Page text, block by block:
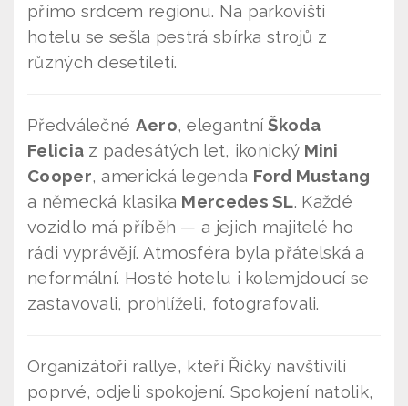
přímo srdcem regionu. Na parkovišti
hotelu se sešla pestrá sbírka strojů z
různých desetiletí.
Předválečné Aero, elegantníŠkoda
Felicia z padesátých let, ikonický Mini
Cooper, americká legenda Ford Mustang
a německá klasika Mercedes SL. Každé
vozidlo má příběh — a jejich majitelé ho
rádi vyprávějí. Atmosféra byla přátelská a
neformální. Hosté hotelu i kolemjdoucí se
zastavovali, prohlíželi, fotografovali.
Organizátoři rallye, kteří Říčky navštívili
poprvé, odjeli spokojení. Spokojení natolik,